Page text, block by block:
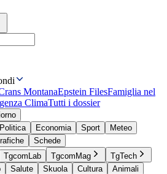
MontanaEpstein FilesFamiglia nel
ClimaTutti i dossier
Politica Economia Sport
Meteo
Schede
TgcomLab TgcomMag
TgTech
Salute Skuola Cultura
Animali